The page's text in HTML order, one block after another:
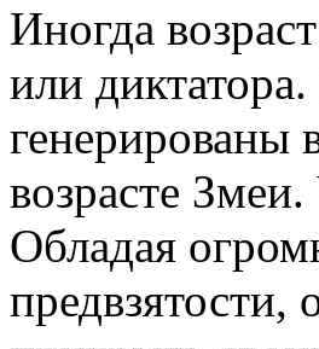
Иногда
или
генерированы
возрасте
Обладая
предвзятости,